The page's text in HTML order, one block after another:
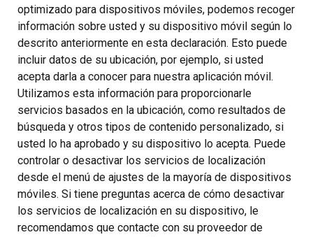
optimizado para dispositivos móviles, podemos recoger
información sobre usted y su dispositivo móvil según lo
descrito anteriormente en esta declaración. Esto puede
incluir datos de su ubicación, por ejemplo, si usted
acepta darla a conocer para nuestra aplicación móvil.
Utilizamos esta información para proporcionarle
servicios basados en la ubicación, como resultados de
búsqueda y otros tipos de contenido personalizado, si
usted lo ha aprobado y su dispositivo lo acepta. Puede
controlar o desactivar los servicios de localización
desde el menú de ajustes de la mayoría de dispositivos
móviles. Si tiene preguntas acerca de cómo desactivar
los servicios de localización en su dispositivo, le
recomendamos que contacte con su proveedor de